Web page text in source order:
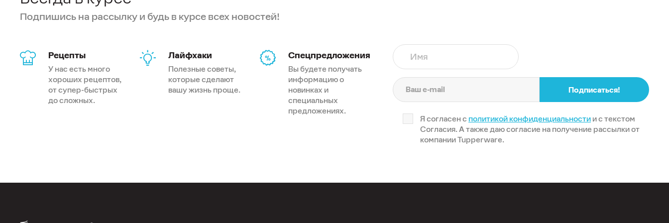
Подпишись на рассылку и будь в курсе всех новостей!
Рецепты
У нас есть много
хороших рецептов,
от супер-быстрых
до сложных.
Лайфхаки
Полезные советы,
которые сделают
вашу жизнь проще.
Спецпредложения
Вы будете получать
информацию о
новинках и
специальных
предложениях.
Имя
Подписаться!
Я согласен с политикой конфиденциальностии с текстом
Согласия. А также даю согласие на получение рассылки от
компании Tupperware.